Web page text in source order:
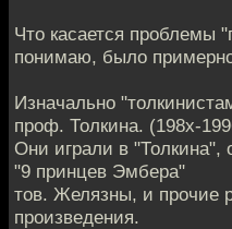
Что касается проблемы
понимаю, было
Изначально
проф. Толкина. (198х-
Они играли в "Толкина",
"9 принцев Эмбера"
тов. Желязны, и прочие
произведения.